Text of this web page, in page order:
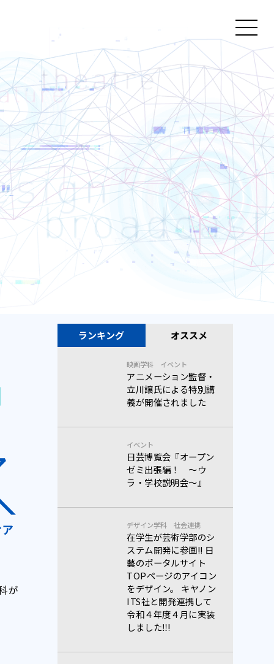
が
ランキング オススメ
映画学科 イベント
アニメーション監督・
立川譲氏による特別講
義が開催されました
イベント
日芸博覧会『オープン
ゼミ出張編！ 〜ウ
ラ・学校説明会〜』
デザイン学科 社会連携
在学生が芸術学部のシ
ステム開発に参画!! 日
藝のポータルサイト
TOPページのアイコン
をデザイン。 キヤノン
ITS社と開発連携して
令和４年度４月に実装
しました‼!